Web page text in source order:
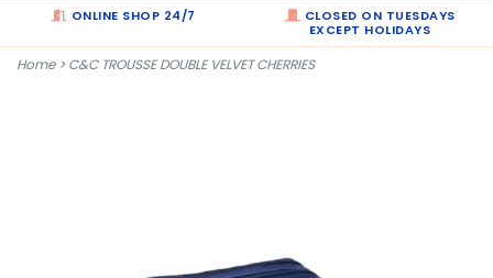
ONLINE SHOP 24/7
CLOSED ON TUESDAYS
EXCEPT HOLIDAYS
Home>C&C TROUSSE DOUBLE VELVET CHERRIES